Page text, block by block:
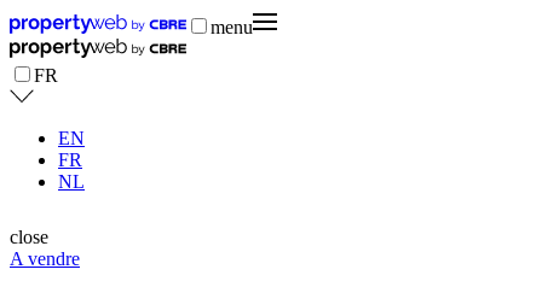
menu
FR
EN
FR
NL
close
A vendre